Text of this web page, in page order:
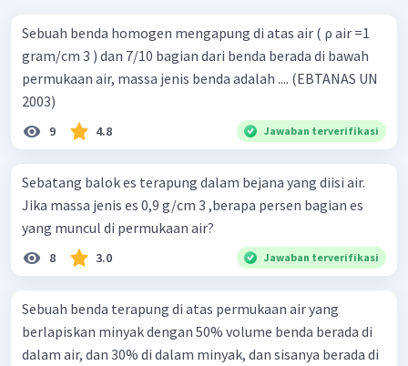
Sebuah benda homogen mengapung di atas air ( ρ air =1
gram/cm 3 ) dan 7/10 bagian dari benda berada di bawah
permukaan air, massa jenis benda adalah .... (EBTANAS UN
2003)
9 4.8 Jawaban terverifikasi
Sebatang balok es terapung dalam bejana yang diisi air.
Jika massa jenis es 0,9 g/cm 3 ,berapa persen bagian es
yang muncul di permukaan air?
8 3.0 Jawaban terverifikasi
Sebuah benda terapung di atas permukaan air yang
berlapiskan minyak dengan 50% volume benda berada di
dalam air, dan 30% di dalam minyak, dan sisanya berada di